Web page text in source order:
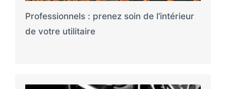
Professionnels : prenez soin de l’intérieur
de votre utilitaire